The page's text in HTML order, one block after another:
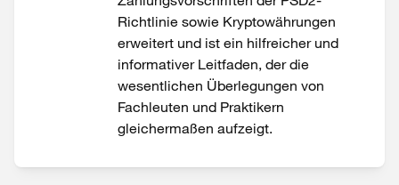
Richtlinie sowie Kryptowährungen
erweitert und ist ein hilfreicher und
informativer Leitfaden, der die
wesentlichen Überlegungen von
Fachleuten und Praktikern
gleichermaßen aufzeigt.